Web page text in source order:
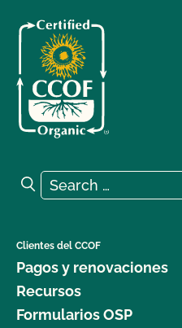
Search for:
Search
Clientes del CCOF
Pagos y renovaciones
Recursos
Formularios OSP